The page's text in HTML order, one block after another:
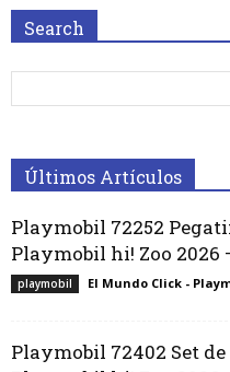
Search
Últimos Artículos
Playmobil 72252
Playmobil hi! Zoo 2026
playmobil El Mundo Click -
Playmobil 72402 Set